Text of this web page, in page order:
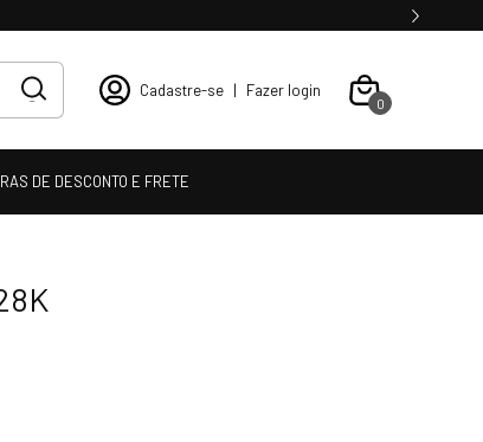
Cadastre-se | Fazer login
0
DE DESCONTO E FRETE